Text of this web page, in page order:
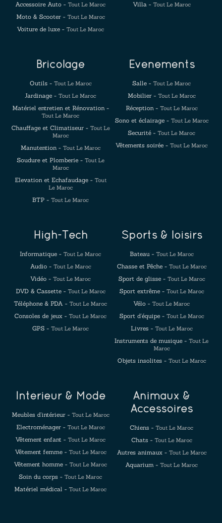
Accessoire Auto - Tout Le Maroc
Moto & Scooter - Tout Le Maroc
Voiture de luxe - Tout Le Maroc
Villa - Tout Le Maroc
Bricolage
Outils - Tout Le Maroc
Jardinage - Tout Le Maroc
Matériel entretien et Rénovation -
Tout Le Maroc
Chauffage et Climatiseur - Tout Le
Maroc
Manutention - Tout Le Maroc
Soudure et Plomberie - Tout Le
Maroc
Elevation et Echafaudage - Tout
Le Maroc
BTP - Tout Le Maroc
Evenements
Salle - Tout Le Maroc
Mobilier - Tout Le Maroc
Réception - Tout Le Maroc
Sono et éclairage - Tout Le Maroc
Securité - Tout Le Maroc
Vêtements soirée - Tout Le Maroc
High-Tech
Informatique - Tout Le Maroc
Audio - Tout Le Maroc
Vidéo - Tout Le Maroc
DVD & Cassette - Tout Le Maroc
Téléphone & PDA - Tout Le Maroc
Consoles de jeux - Tout Le Maroc
GPS - Tout Le Maroc
Sports & loisirs
Bateau - Tout Le Maroc
Chasse et Pêche - Tout Le Maroc
Sport de glisse - Tout Le Maroc
Sport extrême - Tout Le Maroc
Vélo - Tout Le Maroc
Sport d'équipe - Tout Le Maroc
Livres - Tout Le Maroc
Instruments de musique - Tout Le
Maroc
Objets insolites - Tout Le Maroc
Intérieur & Mode
Meubles d'intérieur - Tout Le Maroc
Electroménager - Tout Le Maroc
Vêtement enfant - Tout Le Maroc
Vêtement femme - Tout Le Maroc
Vêtement homme - Tout Le Maroc
Soin du corps - Tout Le Maroc
Matériel médical - Tout Le Maroc
Animaux &
Accessoires
Chiens - Tout Le Maroc
Chats - Tout Le Maroc
Autres animaux - Tout Le Maroc
Aquarium - Tout Le Maroc